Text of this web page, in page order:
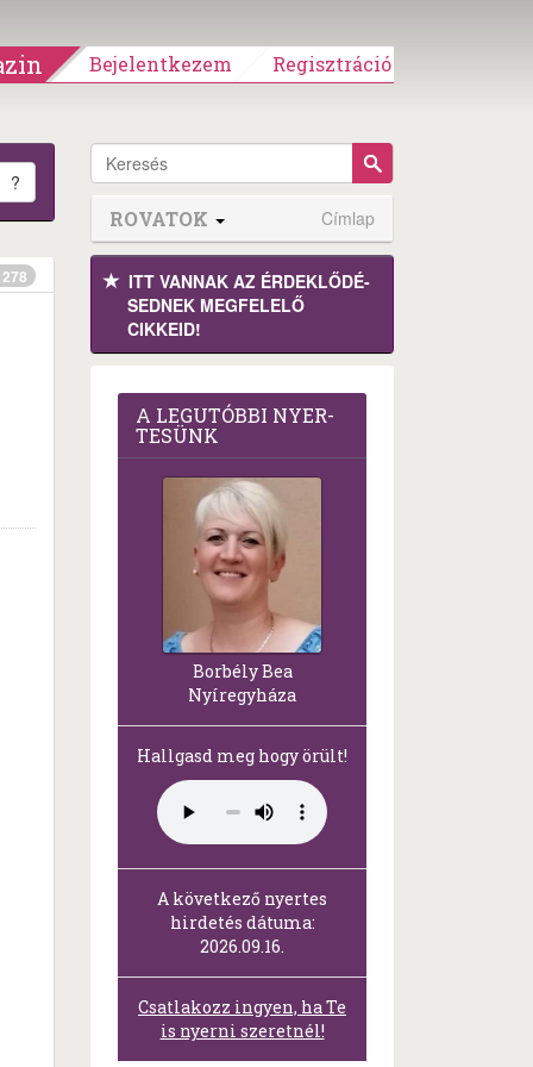
Bejelentkezem Regisztráció
?
278
ROVATOK Címlap
ITT VANNAK AZ ÉRDEK­LŐDÉ­
SEDNEK MEGFE­LELŐ
CIKKEID!
A LEG­U­TÓB­BI NYER­
TE­SÜNK
Borbély Bea
Nyíregyháza
Hallgasd meg hogy örült!
A következő nyertes
hirdetés dátuma:
2026.09.16.
Csatlakozz ingyen, ha Te
is nyerni szeretnél!